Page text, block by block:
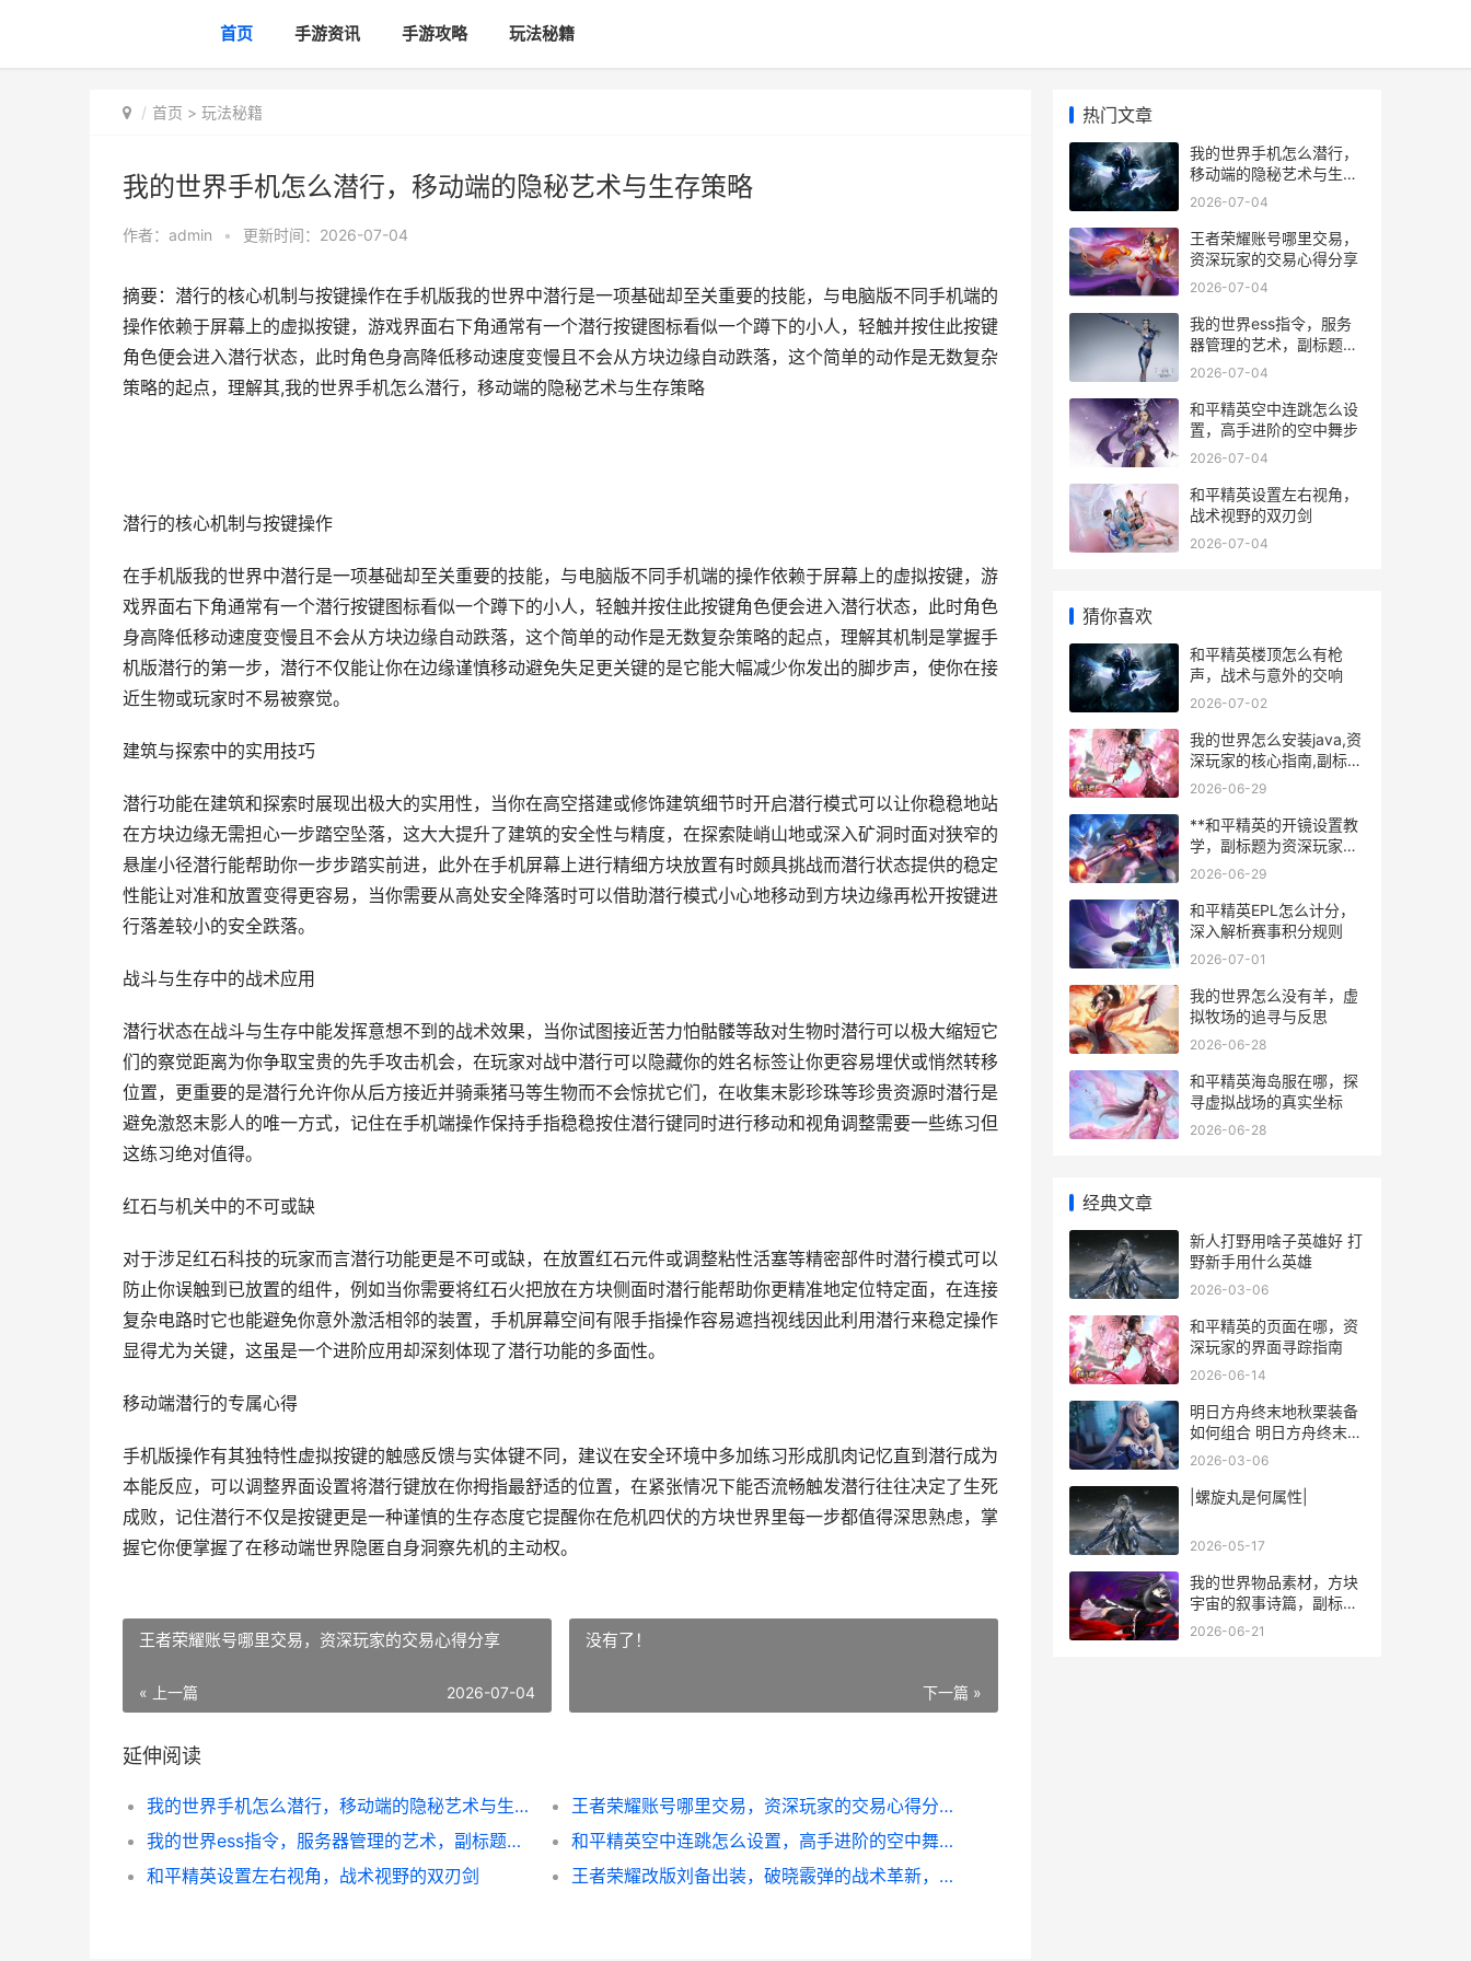
首页 手游资讯 手游攻略 玩法秘籍
首页 > 玩法秘籍
我的世界手机怎么潜行，移动端的隐秘艺术与生存策略
作者： admin • 更新时间：2026-07-04
摘要：潜行的核心机制与按键操作在手机版我的世界中潜行是一项基础却至关重要的技能，与电脑版不同手机端的
操作依赖于屏幕上的虚拟按键，游戏界面右下角通常有一个潜行按键图标看似一个蹲下的小人，轻触并按住此按键
角色便会进入潜行状态，此时角色身高降低移动速度变慢且不会从方块边缘自动跌落，这个简单的动作是无数复杂
策略的起点，理解其,我的世界手机怎么潜行，移动端的隐秘艺术与生存策略
潜行的核心机制与按键操作
在手机版我的世界中潜行是一项基础却至关重要的技能，与电脑版不同手机端的操作依赖于屏幕上的虚拟按键，游
戏界面右下角通常有一个潜行按键图标看似一个蹲下的小人，轻触并按住此按键角色便会进入潜行状态，此时角色
身高降低移动速度变慢且不会从方块边缘自动跌落，这个简单的动作是无数复杂策略的起点，理解其机制是掌握手
机版潜行的第一步，潜行不仅能让你在边缘谨慎移动避免失足更关键的是它能大幅减少你发出的脚步声，使你在接
近生物或玩家时不易被察觉。
建筑与探索中的实用技巧
潜行功能在建筑和探索时展现出极大的实用性，当你在高空搭建或修饰建筑细节时开启潜行模式可以让你稳稳地站
在方块边缘无需担心一步踏空坠落，这大大提升了建筑的安全性与精度，在探索陡峭山地或深入矿洞时面对狭窄的
悬崖小径潜行能帮助你一步步踏实前进，此外在手机屏幕上进行精细方块放置有时颇具挑战而潜行状态提供的稳定
性能让对准和放置变得更容易，当你需要从高处安全降落时可以借助潜行模式小心地移动到方块边缘再松开按键进
行落差较小的安全跌落。
战斗与生存中的战术应用
潜行状态在战斗与生存中能发挥意想不到的战术效果，当你试图接近苦力怕骷髅等敌对生物时潜行可以极大缩短它
们的察觉距离为你争取宝贵的先手攻击机会，在玩家对战中潜行可以隐藏你的姓名标签让你更容易埋伏或悄然转移
位置，更重要的是潜行允许你从后方接近并骑乘猪马等生物而不会惊扰它们，在收集末影珍珠等珍贵资源时潜行是
避免激怒末影人的唯一方式，记住在手机端操作保持手指稳稳按住潜行键同时进行移动和视角调整需要一些练习但
这练习绝对值得。
红石与机关中的不可或缺
对于涉足红石科技的玩家而言潜行功能更是不可或缺，在放置红石元件或调整粘性活塞等精密部件时潜行模式可以
防止你误触到已放置的组件，例如当你需要将红石火把放在方块侧面时潜行能帮助你更精准地定位特定面，在连接
复杂电路时它也能避免你意外激活相邻的装置，手机屏幕空间有限手指操作容易遮挡视线因此利用潜行来稳定操作
显得尤为关键，这虽是一个进阶应用却深刻体现了潜行功能的多面性。
移动端潜行的专属心得
手机版操作有其独特性虚拟按键的触感反馈与实体键不同，建议在安全环境中多加练习形成肌肉记忆直到潜行成为
本能反应，可以调整界面设置将潜行键放在你拇指最舒适的位置，在紧张情况下能否流畅触发潜行往往决定了生死
成败，记住潜行不仅是按键更是一种谨慎的生存态度它提醒你在危机四伏的方块世界里每一步都值得深思熟虑，掌
握它你便掌握了在移动端世界隐匿自身洞察先机的主动权。
王者荣耀账号哪里交易，资深玩家的交易心得分享
« 上一篇 2026-07-04
没有了！
下一篇 »
延伸阅读
我的世界手机怎么潜行，移动端的隐秘艺术与生存策略
王者荣耀账号哪里交易，资深玩家的交易心得分享
我的世界ess指令，服务器管理的艺术，副标题，资深玩家的高效管理指南
和平精英空中连跳怎么设置，高手进阶的空中舞步
和平精英设置左右视角，战术视野的双刃剑
王者荣耀改版刘备出装，破晓霰弹的战术革新，副标题，从野区霸主到节奏核心的装备密码
热门文章
我的世界手机怎么潜行，
移动端的隐秘艺术与生存
策略
2026-07-04
王者荣耀账号哪里交易，
资深玩家的交易心得分享
2026-07-04
我的世界ess指令，服务
器管理的艺术，副标题，
资深玩家的高效管理指南
2026-07-04
和平精英空中连跳怎么设
置，高手进阶的空中舞步
2026-07-04
和平精英设置左右视角，
战术视野的双刃剑
2026-07-04
猜你喜欢
和平精英楼顶怎么有枪
声，战术与意外的交响
2026-07-02
我的世界怎么安装java,资
深玩家的核心指南,副标
题,从困惑到畅玩的完整旅
2026-06-29
**和平精英的开镜设置教
学，副标题为资深玩家教
你提升瞄准效率**
2026-06-29
和平精英EPL怎么计分，
深入解析赛事积分规则
2026-07-01
我的世界怎么没有羊，虚
拟牧场的追寻与反思
2026-06-28
和平精英海岛服在哪，探
寻虚拟战场的真实坐标
2026-06-28
经典文章
新人打野用啥子英雄好 打
野新手用什么英雄
2026-03-06
和平精英的页面在哪，资
深玩家的界面寻踪指南
2026-06-14
明日方舟终末地秋栗装备
如何组合 明日方舟终末地
wiki
2026-03-06
|螺旋丸是何属性|
2026-05-17
我的世界物品素材，方块
宇宙的叙事诗篇，副标
题，像素尘埃中的文明史
2026-06-21